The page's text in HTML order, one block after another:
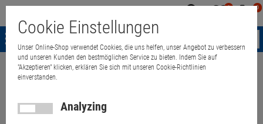
0 0
Menü
Weiter einkaufen
Cookie Einstellungen
Unser Online-Shop verwendet Cookies, die uns helfen, unser Angebot zu verbessern
und unseren Kunden den bestmöglichen Service zu bieten. Indem Sie auf
"Akzeptieren" klicken, erklären Sie sich mit unseren Cookie-Richtlinien
einverstanden.
Analyzing